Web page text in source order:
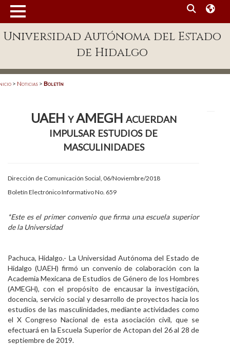
Enlaces
Patronato
Acreditación Internacional
Aspirantes
Alumni
Visitantes
Universidad Autónoma del Estado
de Hidalgo
> Noticias > Boletín
UAEH y AMEGH acuerdan
impulsar estudios de
masculinidades
Dirección de Comunicación Social, 06/Noviembre/2018
Boletín Electrónico Informativo No. 659
*Este es el primer convenio que firma una escuela superior
de la Universidad
Pachuca, Hidalgo.- La Universidad Autónoma del Estado de
Hidalgo (UAEH) firmó un convenio de colaboración con la
Academia Mexicana de Estudios de Género de los Hombres
(AMEGH), con el propósito de encausar la investigación,
docencia, servicio social y desarrollo de proyectos hacia los
estudios de las masculinidades, mediante actividades como
el X Congreso Nacional de esta asociación civil, que se
efectuará en la Escuela Superior de Actopan del 26 al 28 de
septiembre de 2019.